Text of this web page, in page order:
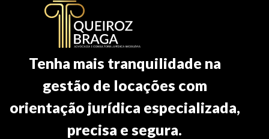
Tenha mais tranquilidade na
gestão de locações com
orientação jurídica especializada,
precisa e segura.